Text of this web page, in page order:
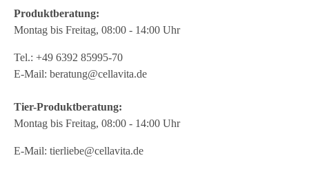
Produktberatung:
Montag bis Freitag, 08:00 - 14:00 Uhr
Tel.: +49 6392 85995-70
E-Mail: beratung@cellavita.de
Tier-Produktberatung:
Montag bis Freitag, 08:00 - 14:00 Uhr
E-Mail: tierliebe@cellavita.de